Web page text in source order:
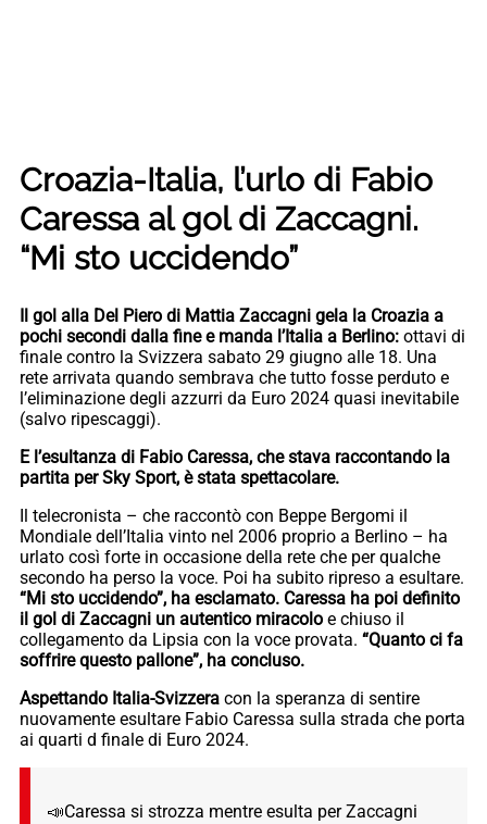
Croazia-Italia, l’urlo di Fabio
Caressa al gol di Zaccagni.
“Mi sto uccidendo”
Il gol alla Del Piero di Mattia Zaccagni gela la Croazia a
pochi secondi dalla fine e manda l’Italia a Berlino: ottavi di
finale contro la Svizzera sabato 29 giugno alle 18. Una
rete arrivata quando sembrava che tutto fosse perduto e
l’eliminazione degli azzurri da Euro 2024 quasi inevitabile
(salvo ripescaggi).
E l’esultanza di Fabio Caressa, che stava raccontando la
partita per Sky Sport, è stata spettacolare.
Il telecronista – che raccontò con Beppe Bergomi il
Mondiale dell’Italia vinto nel 2006 proprio a Berlino – ha
urlato così forte in occasione della rete che per qualche
secondo ha perso la voce. Poi ha subito ripreso a esultare.
“Mi sto uccidendo”, ha esclamato. Caressa ha poi definito
il gol di Zaccagni un autentico miracolo e chiuso il
collegamento da Lipsia con la voce provata. “Quanto ci fa
soffrire questo pallone”, ha concluso.
Aspettando Italia-Svizzera con la speranza di sentire
nuovamente esultare Fabio Caressa sulla strada che porta
ai quarti d finale di Euro 2024.
📣Caressa si strozza mentre esulta per Zaccagni